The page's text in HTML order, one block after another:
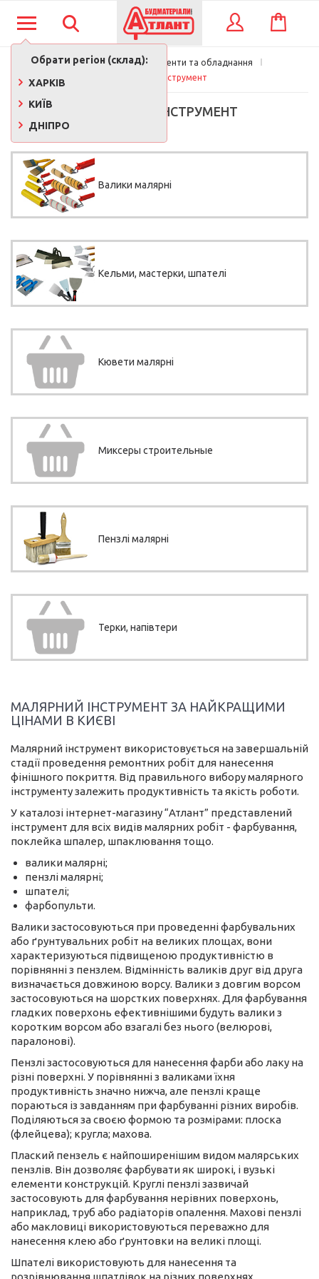
Обрати регіон (склад):
ХАРКІВ
КИЇВ
ДНІПРО
КОШИК
Будівельні інструменти та обладнання
Малярний інструмент
МАЛЯРНИЙ ІНСТРУМЕНТ
Валики малярні
Кельми, мастерки, шпателі
Кювети малярні
Миксеры строительные
Пензлі малярні
Терки, напівтери
МАЛЯРНИЙ ІНСТРУМЕНТ ЗА НАЙКРАЩИМИ
ЦІНАМИ В КИЄВІ
Малярний інструмент використовується на завершальній
стадії проведення ремонтних робіт для нанесення
фінішного покриття. Від правильного вибору малярного
інструменту залежить продуктивність та якість роботи.
У каталозі інтернет-магазину “Атлант” представлений
інструмент для всіх видів малярних робіт - фарбування,
поклейка шпалер, шпаклювання тощо.
валики малярні;
пензлі малярні;
шпателі;
фарбопульти.
Валики застосовуються при проведенні фарбувальних
або ґрунтувальних робіт на великих площах, вони
характеризуються підвищеною продуктивністю в
порівнянні з пензлем. Відмінність валиків друг від друга
визначається довжиною ворсу. Валики з довгим ворсом
застосовуються на шорстких поверхнях. Для фарбування
гладких поверхонь ефективнішими будуть валики з
коротким ворсом або взагалі без нього (велюрові,
паралонові).
Пензлі застосовуються для нанесення фарби або лаку на
різні поверхні. У порівнянні з валиками їхня
продуктивність значно нижча, але пензлі краще
пораються із завданням при фарбуванні різних виробів.
Поділяються за своєю формою та розмірами: плоска
(флейцева); кругла; махова.
Плаский пензель є найпоширенішим видом малярських
пензлів. Він дозволяє фарбувати як широкі, і вузькі
елементи конструкцій. Круглі пензлі зазвичай
застосовують для фарбування нерівних поверхонь,
наприклад, труб або радіаторів опалення. Махові пензлі
або макловиці використовуються переважно для
нанесення клею або ґрунтовки на великі площі.
Шпателі використовують для нанесення та
розрівнювання шпатлівок на різних поверхнях.